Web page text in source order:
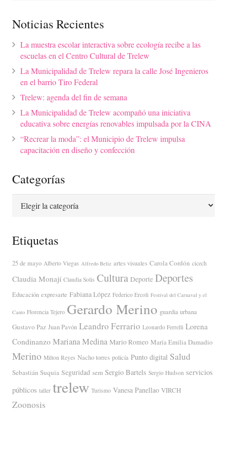
Noticias Recientes
La muestra escolar interactiva sobre ecología recibe a las
escuelas en el Centro Cultural de Trelew
La Municipalidad de Trelew repara la calle José Ingenieros
en el barrio Tiro Federal
Trelew: agenda del fin de semana
La Municipalidad de Trelew acompañó una iniciativa
educativa sobre energías renovables impulsada por la CINA
“Recrear la moda”: el Municipio de Trelew impulsa
capacitación en diseño y confección
Categorías
Etiquetas
25 de mayo Alberto Viegas Alfredo Beliz artes visuales Carola Cordón cicech
Claudia Monají Claudia Solis Cultura Deporte Deportes
Educación expresarte Fabiana López Federico Ercoli Festival del Carnaval y el
Canto Florencia Tejero Gerardo Merino guardia urbana
Gustavo Paz Juan Pavón Leandro Ferrario Leonardo Ferrelli Lorena
Condinanzo Mariana Medina Mario Romeo María Emilia Damadio
Merino Milton Reyes Nacho torres policía Punto digital Salud
Sebastián Suquia Seguridad sem Sergio Bartels Sergio Hudson servicios
públicos taller trelew Turismo Vanesa Panellao VIRCH
Zoonosis